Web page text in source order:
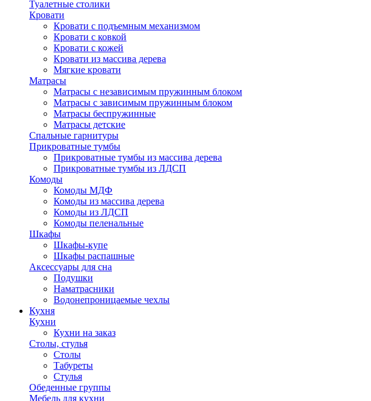
Туалетные столики
Кровати
Кровати с подъемным механизмом
Кровати с ковкой
Кровати с кожей
Кровати из массива дерева
Мягкие кровати
Матрасы
Матрасы с независимым пружинным блоком
Матрасы с зависимым пружинным блоком
Матрасы беспружинные
Матрасы детские
Спальные гарнитуры
Прикроватные тумбы
Прикроватные тумбы из массива дерева
Прикроватные тумбы из ЛДСП
Комоды
Комоды МДФ
Комоды из массива дерева
Комоды из ЛДСП
Комоды пеленальные
Шкафы
Шкафы-купе
Шкафы распашные
Аксессуары для сна
Подушки
Наматрасники
Водонепроницаемые чехлы
Кухня
Кухни
Кухни на заказ
Столы, стулья
Столы
Табуреты
Стулья
Обеденные группы
Мебель для кухни